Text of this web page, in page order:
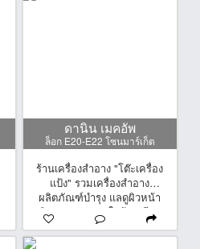
ดานิน เมคอัพ
ล็อก E20-E22 โซนมาร์เก็ต
ร้านเครื่องสำอาง "โต๊ะเครื่อง
แป้ง" รวมเครื่องสำอาง
ผลิตภัณฑ์บำรุง แลดูผิวหน้า
ผิวกาย ครบ จบในร้านเดียว
ทางร้ายรับจัดช่อ
ดอกไม้+เครื่องสำอาง ในเทศ